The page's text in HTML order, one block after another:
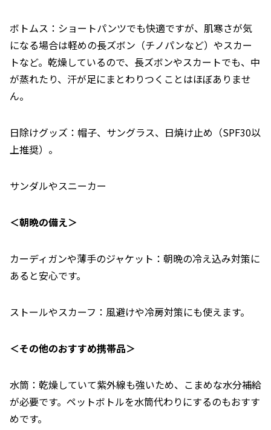
ボトムス：ショートパンツでも快適ですが、肌寒さが気
になる場合は軽めの長ズボン（チノパンなど）やスカー
トなど。乾燥しているので、長ズボンやスカートでも、中
が蒸れたり、汗が足にまとわりつくことはほぼありませ
ん。
日除けグッズ：帽子、サングラス、日焼け止め（SPF30以
上推奨）。
サンダルやスニーカー
＜朝晩の備え＞
カーディガンや薄手のジャケット：朝晩の冷え込み対策に
あると安心です。
ストールやスカーフ：風避けや冷房対策にも使えます。
＜その他のおすすめ携帯品＞
水筒：乾燥していて紫外線も強いため、こまめな水分補給
が必要です。ペットボトルを水筒代わりにするのもおすす
めです。